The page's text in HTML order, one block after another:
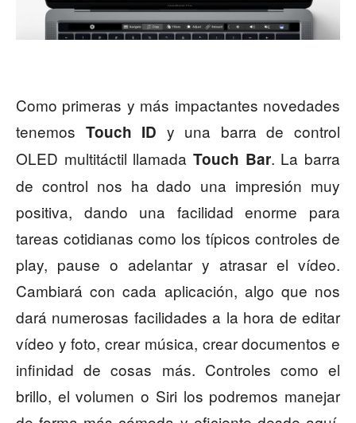
Como primeras y más impactantes novedades
tenemos Touch ID y una barra de control
OLED multitáctil llamada Touch Bar. La barra
de control nos ha dado una impresión muy
positiva, dando una facilidad enorme para
tareas cotidianas como los típicos controles de
play, pause o adelantar y atrasar el vídeo.
Cambiará con cada aplicación, algo que nos
dará numerosas facilidades a la hora de editar
vídeo y foto, crear música, crear documentos e
infinidad de cosas más. Controles como el
brillo, el volumen o Siri los podremos manejar